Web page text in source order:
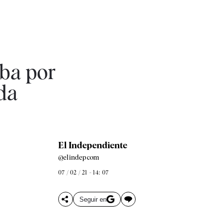
por
El Independiente
@elindepcom
07 / 02 / 21 - 14: 07
Seguir en